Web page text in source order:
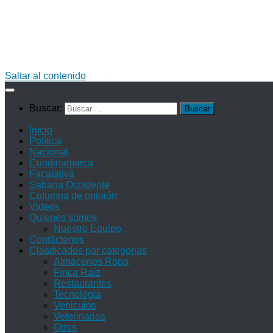
Saltar al contenido
Buscar:
Inicio
Política
Nacional
Cundinamarca
Facatativá
Sabana Occidente
Columna de opinión
Videos
Quienes somos
Nuestro Equipo
Contáctenos
Clasificados por categorias
Almacenes Ropa
Finca Raiz
Restaurantes
Tecnologia
Vehiculos
Veterinarias
Otros